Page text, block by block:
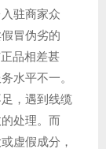
驻商家众
冒伪劣的
品相差甚
水平不一。
，遇到线缆
处理。而
虚假成分，